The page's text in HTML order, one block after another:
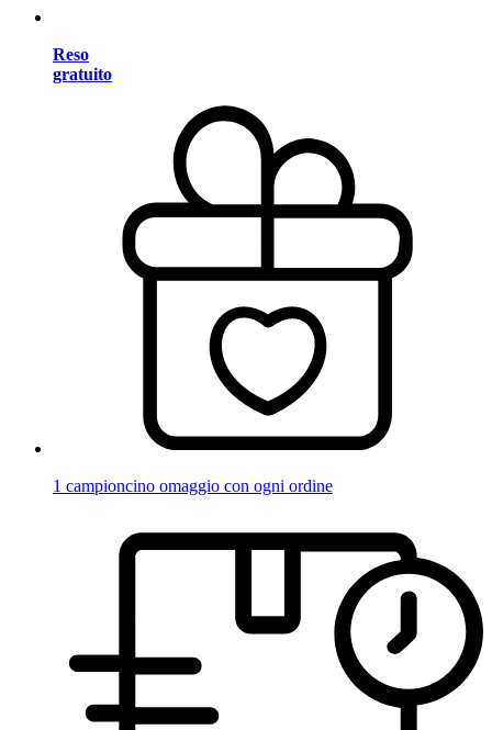
Reso
gratuito
1 campioncino omaggio con ogni ordine